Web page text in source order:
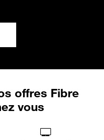
offres Fibre
vous